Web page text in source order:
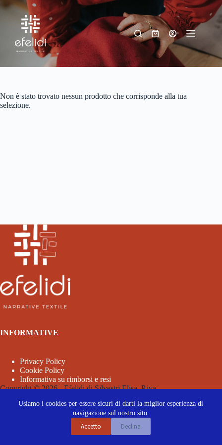
Salta
contenuto
Usiamo i cookies per essere sicuri di darti la miglior esperienza di
navigazione sul nostro sito.
Accetto Declina
Carrello
Non è stato trovato nessun prodotto che corrisponde alla tua
selezione.
INFORMATIVE
Privacy Policy
Cookie Policy
Informativa su rimborsi e resi
Copyright © 2026 - Efelidi di Silvestri Elisa. P.iva